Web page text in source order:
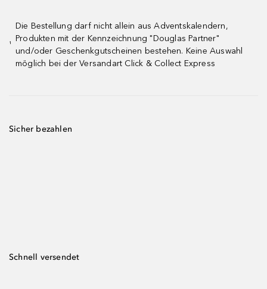
¹
Die Bestellung darf nicht allein aus Adventskalendern,
Produkten mit der Kennzeichnung "Douglas Partner"
und/oder Geschenkgutscheinen bestehen. Keine Auswahl
möglich bei der Versandart Click & Collect Express
Sicher bezahlen
Schnell versendet